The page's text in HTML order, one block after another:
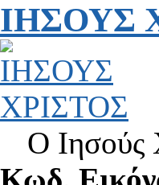
ΙΗΣΟΥΣ
Ο Ιησούς